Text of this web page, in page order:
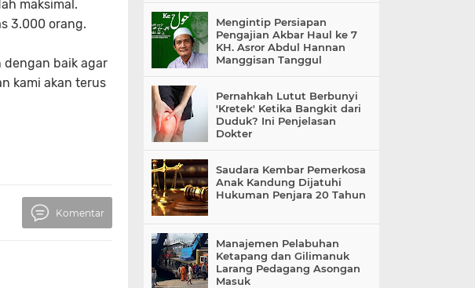
maksimal.
3.000 orang.
dengan baik agar
kami akan terus
Komentar
Mengintip Persiapan
Pengajian Akbar Haul ke 7
KH. Asror Abdul Hannan
Manggisan Tanggul
Pernahkah Lutut Berbunyi
'Kretek' Ketika Bangkit dari
Duduk? Ini Penjelasan
Dokter
Saudara Kembar Pemerkosa
Anak Kandung Dijatuhi
Hukuman Penjara 20 Tahun
Manajemen Pelabuhan
Ketapang dan Gilimanuk
Larang Pedagang Asongan
Masuk